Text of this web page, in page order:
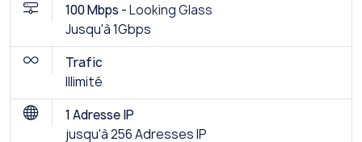
100 Mbps -Looking Glass
Jusqu'à 1Gbps
Trafic
Illimité
1 Adresse IP
jusqu'à 256 Adresses IP